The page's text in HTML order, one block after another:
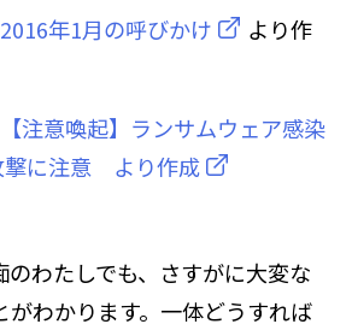
年1月の呼びかけ
より作
注意喚起】ランサムウェア感染
撃に注意 より作成
のわたしでも、さすがに大変な
がわかります。一体どうすれば